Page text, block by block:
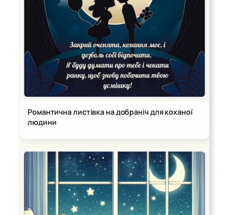
Романтична листівка на добраніч для коханої
людини